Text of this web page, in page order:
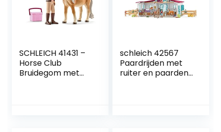
SCHLEICH 41431 –
Horse Club
Bruidegom met
schleich 42567
Paardrijden met
ruiter en paarden,